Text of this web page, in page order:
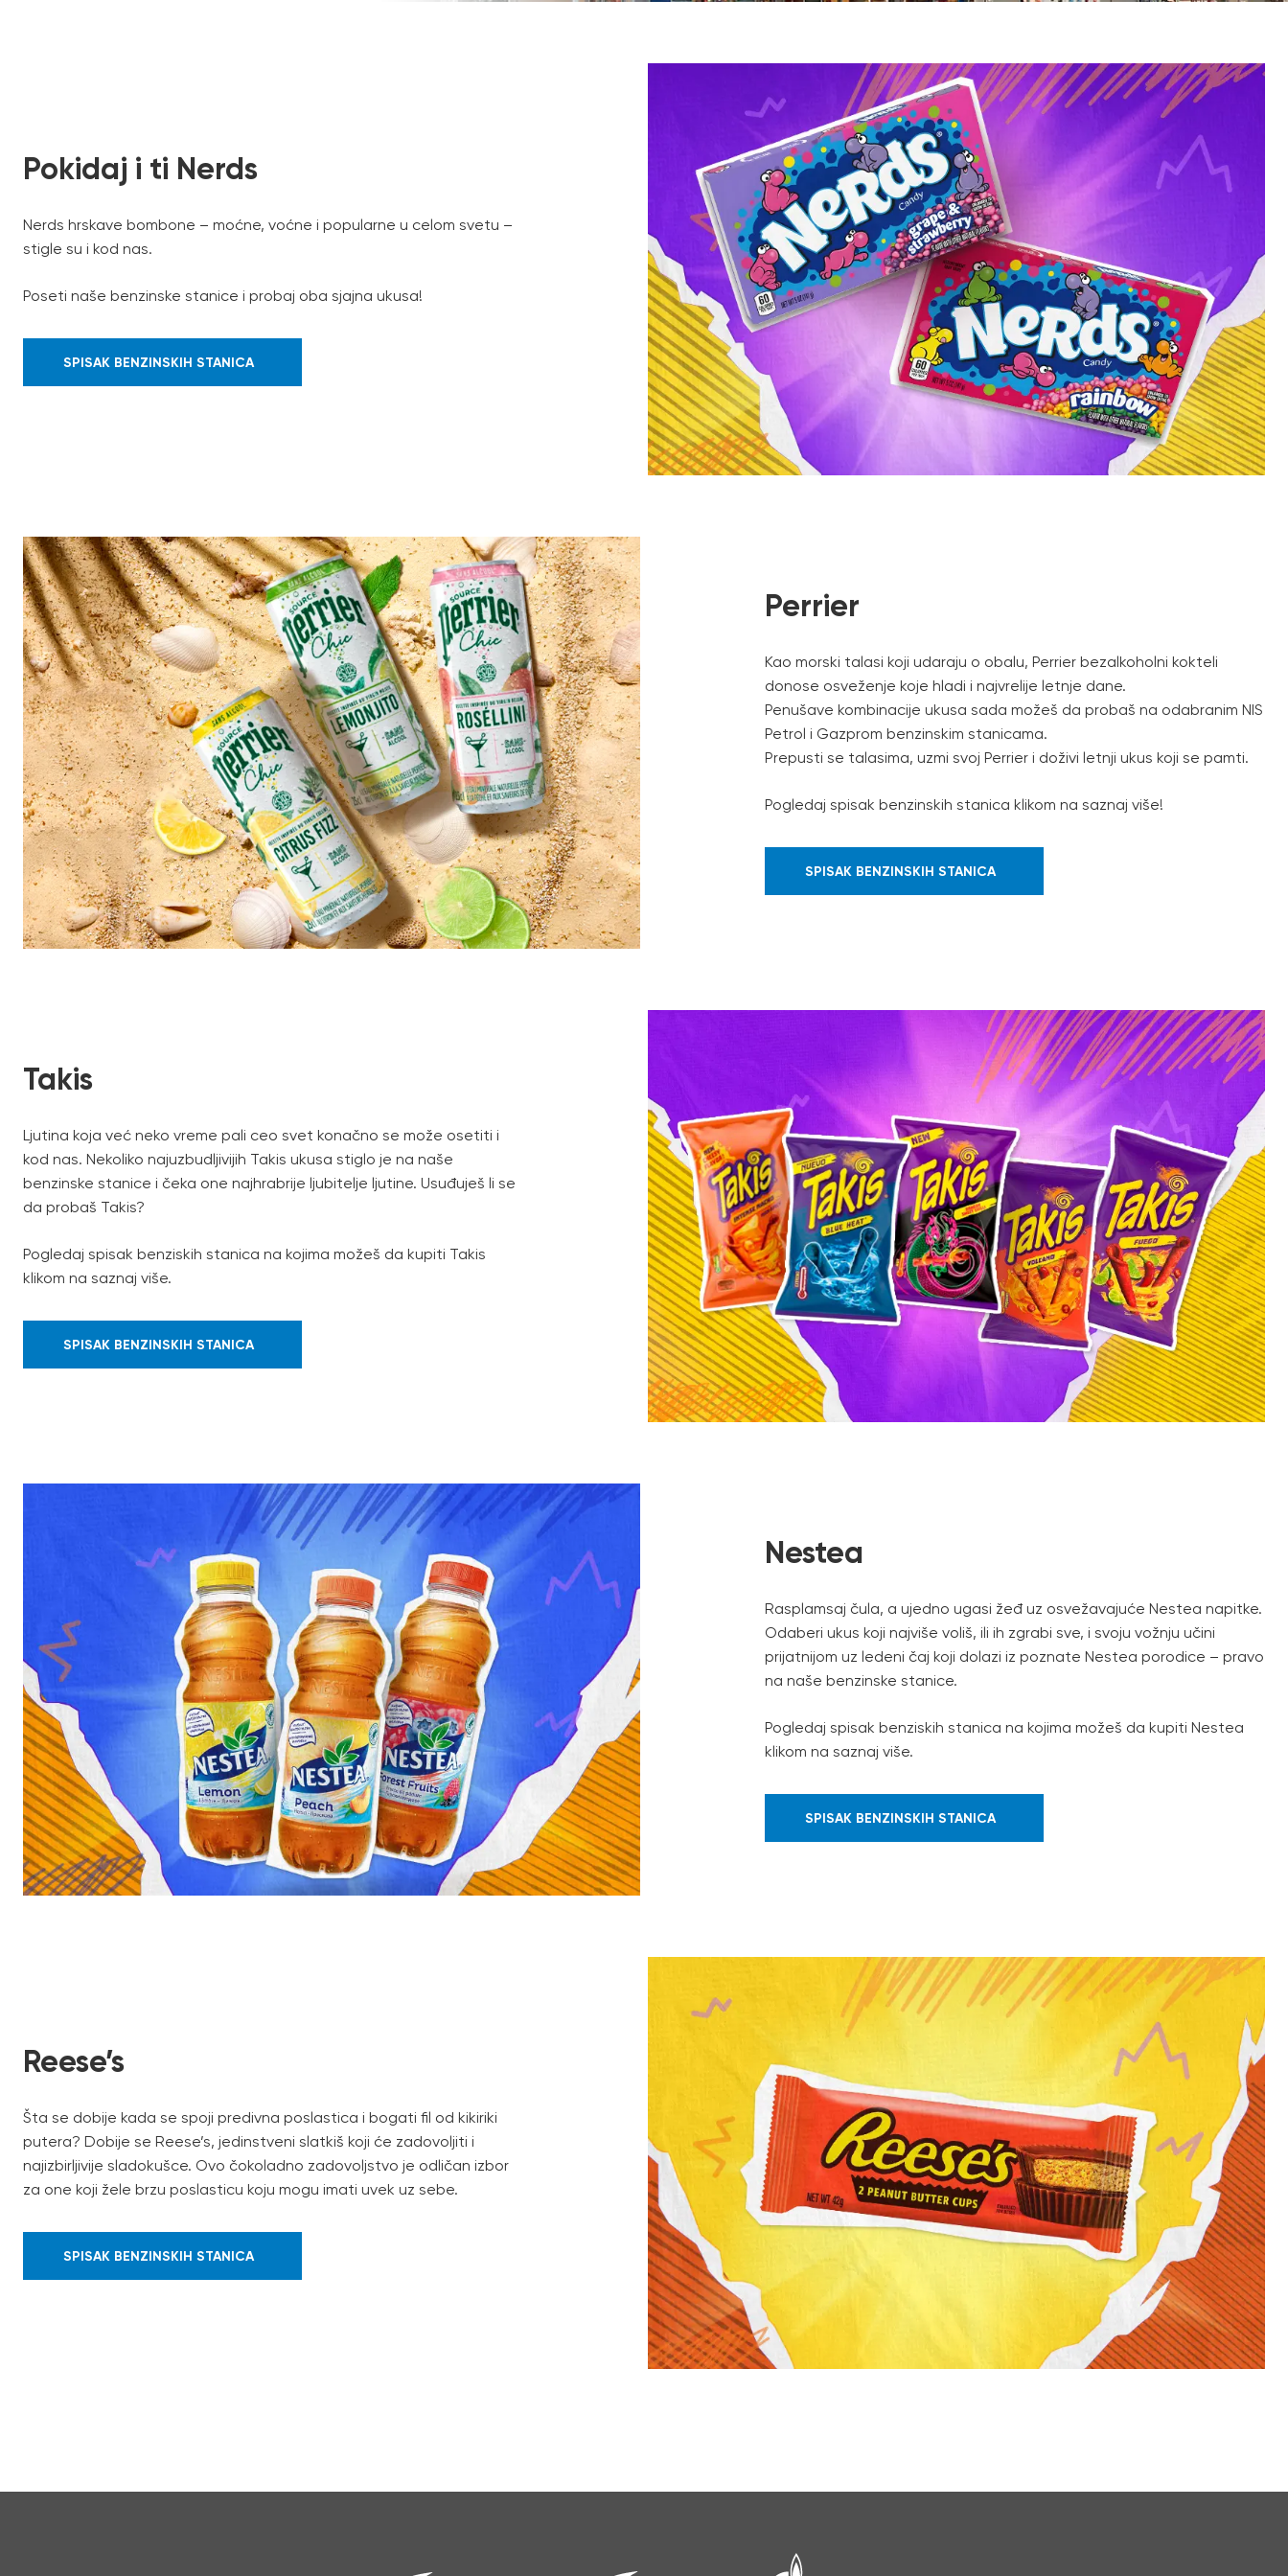
Pokidaj i ti Nerds
Nerds hrskave bombone – moćne, voćne i popularne u celom svetu –
stigle su i kod nas.
Poseti naše benzinske stanice i probaj oba sjajna ukusa!
SPISAK BENZINSKIH STANICA
Perrier
Kao morski talasi koji udaraju o obalu, Perrier bezalkoholni kokteli
donose osveženje koje hladi i najvrelije letnje dane.
Penušave kombinacije ukusa sada možeš da probaš na odabranim NIS
Petrol i Gazprom benzinskim stanicama.
Prepusti se talasima, uzmi svoj Perrier i doživi letnji ukus koji se pamti.
Pogledaj spisak benzinskih stanica klikom na saznaj više!
SPISAK BENZINSKIH STANICA
Takis
Ljutina koja već neko vreme pali ceo svet konačno se može osetiti i
kod nas. Nekoliko najuzbudljivijih Takis ukusa stiglo je na naše
benzinske stanice i čeka one najhrabrije ljubitelje ljutine. Usuđuješ li se
da probaš Takis?
Pogledaj spisak benziskih stanica na kojima možeš da kupiti Takis
klikom na saznaj više.
SPISAK BENZINSKIH STANICA
Nestea
Rasplamsaj čula, a ujedno ugasi žeđ uz osvežavajuće Nestea napitke.
Odaberi ukus koji najviše voliš, ili ih zgrabi sve, i svoju vožnju učini
prijatnijom uz ledeni čaj koji dolazi iz poznate Nestea porodice – pravo
na naše benzinske stanice.
Pogledaj spisak benziskih stanica na kojima možeš da kupiti Nestea
klikom na saznaj više.
SPISAK BENZINSKIH STANICA
Reese’s
Šta se dobije kada se spoji predivna poslastica i bogati fil od kikiriki
putera? Dobije se Reese’s, jedinstveni slatkiš koji će zadovoljiti i
najizbirljivije sladokušce. Ovo čokoladno zadovoljstvo je odličan izbor
za one koji žele brzu poslasticu koju mogu imati uvek uz sebe.
SPISAK BENZINSKIH STANICA